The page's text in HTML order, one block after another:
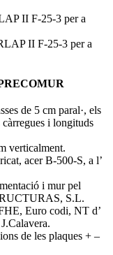
II F-25-3 per a
II F-25-3 per a
de 5 cm paral·, els
i longituds
verticalment.
acer B-500-S, a l’
i mur pel
S.L.
Euro codi, NT d’
de les plaques + –